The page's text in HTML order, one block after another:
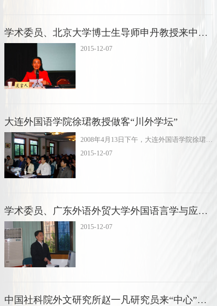
学术委员、北京大学博士生导师申丹教授来中心讲学
2015-12-07
大连外国语学院徐珺教授做客“川外学坛”
2008年4月13日下午，大连外国语学院徐珺教授做客“川外学坛”, 与 “川外学坛”学员进行座谈。
2015-12-07
学术委员、广东外语外贸大学外国语言学与应用语言学研究中心研究员、博导王初民教授来“中心”作学术报告
2015-12-07
中国社科院外文研究所赵一凡研究员来“中心”讲学时留影